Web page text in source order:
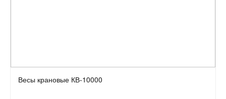
Весы крановые КВ-10000